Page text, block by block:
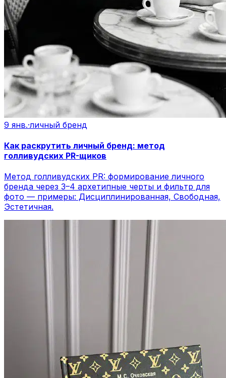
9 янв.·личный бренд
Как раскрутить личный бренд: метод
голливудских PR-щиков
Метод голливудских PR: формирование личного
бренда через 3–4 архетипные черты и фильтр для
фото — примеры: Дисциплинированная, Свободная,
Эстетичная.